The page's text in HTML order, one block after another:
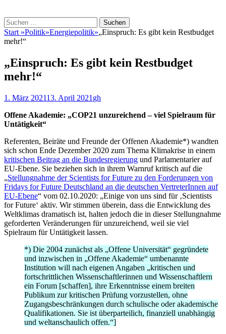
Suchen
Suchen
nach:
Start »Politik»Energiepolitik»„Einspruch: Es gibt kein Restbudget
mehr!“
„Einspruch: Es gibt kein Restbudget
mehr!“
Veröffentlicht
1. März 202113. April 2021 Autor
gh
Offene Akademie: „COP21 unzureichend – viel Spielraum für
Untätigkeit“
Referenten, Beiräte und Freunde der Offenen Akademie*) wandten
sich schon Ende Dezember 2020 zum Thema Klimakrise in einem
kritischen Beitrag an die Bundesregierung und Parlamentarier auf
EU-Ebene. Sie beziehen sich in ihrem Warnruf kritisch auf die
„Stellungnahme der Scientists for Future zu den Forderungen von
Fridays for Future Deutschland an die deutschen VertreterInnen auf
EU-Ebene“ vom 02.10.2020: „Einige von uns sind für ‚Scientists
for Future‘ aktiv. Wir stimmen überein, dass die Entwicklung des
Weltklimas dramatisch ist, halten jedoch die in dieser Stellungnahme
geforderten Veränderungen für unzureichend, weil sie viel
Spielraum für Untätigkeit lassen.
*) Die 2004 zunächst als „Offene Universität“ gegründete
und inzwischen in „Offene Akademie“ umbenannte
Institution will nach eigenen Angaben „kritischen und
fortschrittlichen Wissenschaftlerinnen und Wissenschaftlern
ein Forum [schaffen], ihre Erkenntnisse einem breiten
Publikum zur kritischen Prüfung vorzustellen, ohne
Zugangsbeschränkungen durch schulische oder akademische
Qualifikationen. Sie ist überparteilich, finanziell unabhängig
und weltanschaulich offen.“]